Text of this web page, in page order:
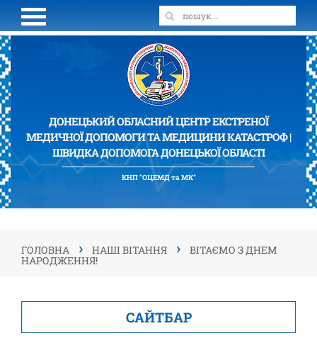
ДОНЕЦЬКИЙ ОБЛАСНИЙ ЦЕНТР ЕКСТРЕНОЇ
МЕДИЧНОЇ ДОПОМОГИ ТА МЕДИЦИНИ КАТАСТРОФ |
ШВИДКА ДОПОМОГА ДОНЕЦЬКОЇ ОБЛАСТІ
КНП "ОЦЕМД та МК"
ГОЛОВНА › НАШІ ВІТАННЯ › ВІТАЄМО З ДНЕМ
НАРОДЖЕННЯ!
САЙТБАР